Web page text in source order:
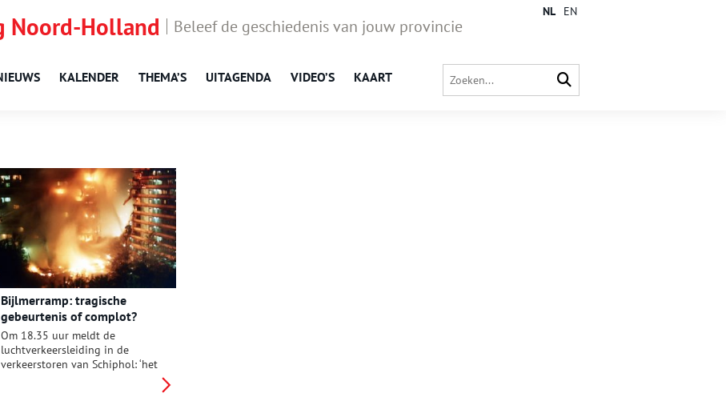
Noord-Holland Beleef de geschiedenis van jouw provincie
KALENDER THEMA’S UITAGENDA VIDEO’S KAART
NL EN
Bijlmerramp: tragische
gebeurtenis of complot?
Om 18.35 uur meldt de
luchtverkeersleiding in de
verkeerstoren van Schiphol: ‘het